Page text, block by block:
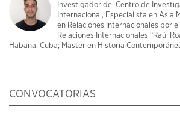
Investigador del Centro de
Internacional, Especialista en Asia
en Relaciones Internacionales por
Relaciones Internacionales “Raúl
Habana, Cuba; Máster en Historia
CONVOCATORIAS